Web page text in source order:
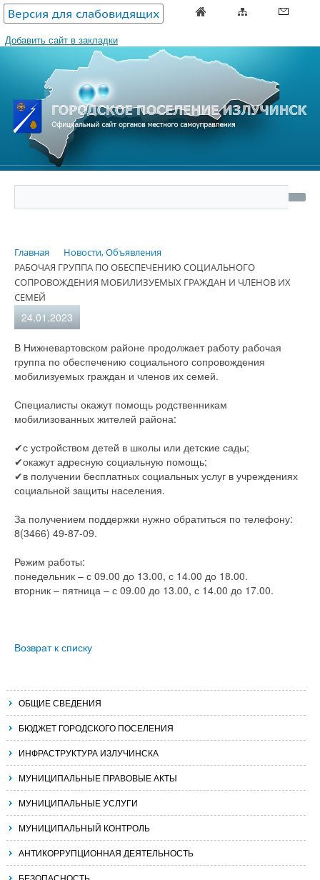
Версия для слабовидящих
Добавить сайт в закладки
Главная
Новости, Объявления
РАБОЧАЯ ГРУППА ПО ОБЕСПЕЧЕНИЮ СОЦИАЛЬНОГО
СОПРОВОЖДЕНИЯ МОБИЛИЗУЕМЫХ ГРАЖДАН И ЧЛЕНОВ ИХ
СЕМЕЙ
24.01.2023
В Нижневартовском районе продолжает работу рабочая
группа по обеспечению социального сопровождения
мобилизуемых граждан и членов их семей.
Специалисты окажут помощь родственникам
мобилизованных жителей района:
✔с устройством детей в школы или детские сады;
✔окажут адресную социальную помощь;
✔в получении бесплатных социальных услуг в учреждениях
социальной защиты населения.
За получением поддержки нужно обратиться по телефону:
8(3466) 49-87-09.
Режим работы:
понедельник – с 09.00 до 13.00, с 14.00 до 18.00.
вторник – пятница – с 09.00 до 13.00, с 14.00 до 17.00.
Возврат к списку
ОБЩИЕ СВЕДЕНИЯ
БЮДЖЕТ ГОРОДСКОГО ПОСЕЛЕНИЯ
ИНФРАСТРУКТУРА ИЗЛУЧИНСКА
МУНИЦИПАЛЬНЫЕ ПРАВОВЫЕ АКТЫ
МУНИЦИПАЛЬНЫЕ УСЛУГИ
МУНИЦИПАЛЬНЫЙ КОНТРОЛЬ
АНТИКОРРУПЦИОННАЯ ДЕЯТЕЛЬНОСТЬ
БЕЗОПАСНОСТЬ